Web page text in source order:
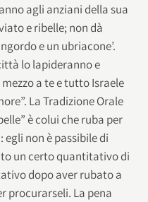
agli anziani della sua
e ribelle; non dà
e un ubriacone’.
lo lapideranno e
a te e tutto Israele
La Tradizione Orale
è colui che ruba per
non è passibile di
un certo quantitativo di
dopo aver rubato a
procurarseli. La pena